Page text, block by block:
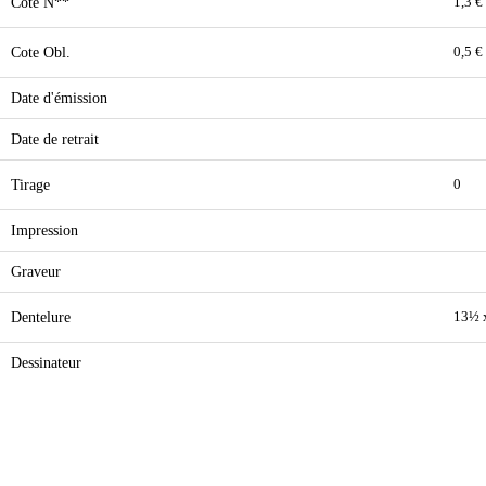
Cote Obl. 0,5 €
Date d'émission
Date de retrait
Tirage 0
Impression
Graveur
Dentelure 13½
Dessinateur